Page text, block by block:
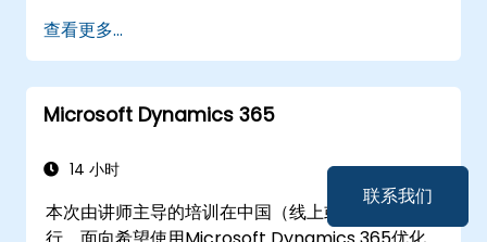
联系我们
查看更多...
Microsoft Dynamics 365
14 小时
本次由讲师主导的培训在中国（线上或线下）进